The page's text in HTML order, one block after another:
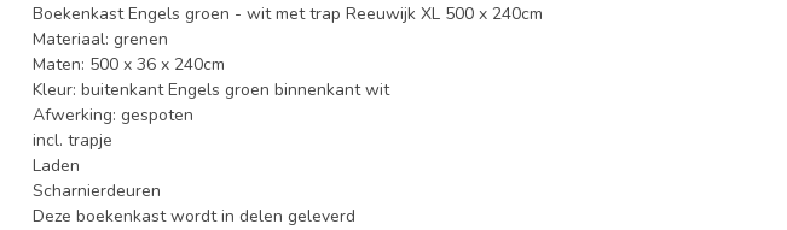
Boekenkast Engels groen - wit met trap Reeuwijk XL 500 x 240cm
Materiaal: grenen
Maten: 500 x 36 x 240cm
Kleur: buitenkant Engels groen binnenkant wit
Afwerking: gespoten
incl. trapje
Laden
Scharnierdeuren
Deze boekenkast wordt in delen geleverd